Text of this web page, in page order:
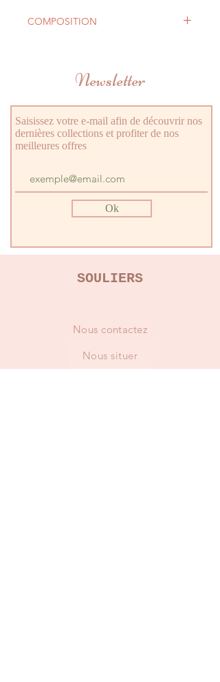
COMPOSITION
Tige : 100% TEXTILE
Semelle : CAOUTCHOUC
Newsletter
Saisissez votre e-mail afin de découvrir nos
dernières collections et profiter de nos
meilleures offres
Ok
SOULIERS
Nous contactez
Nous situer